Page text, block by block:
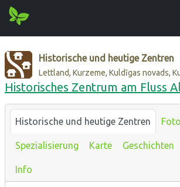
Historische und heutige Zentren
Lettland, Kurzeme, Kuldīgas novads,
Historisches Zentrum am Fluss
Historische und heutige Zentren Foto
Spezialisierung Karte Geschichten
Info